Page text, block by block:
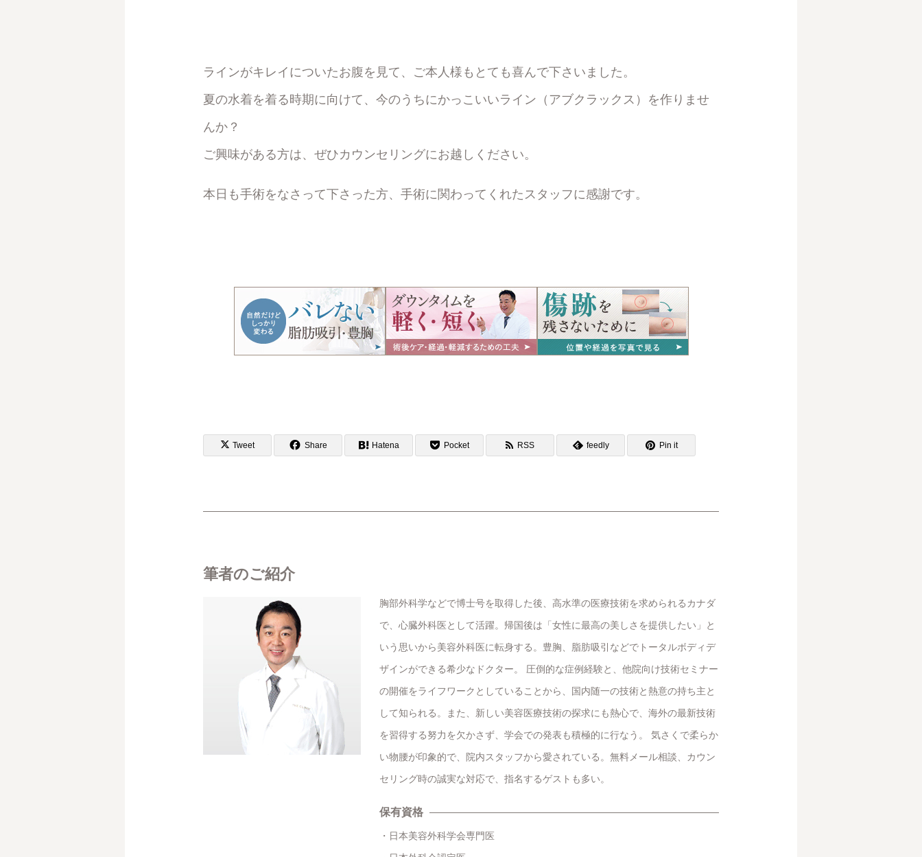
ラインがキレイについたお腹を見て、ご本人様もとても喜んで下さいました。
夏の水着を着る時期に向けて、今のうちにかっこいいライン（アブクラックス）を作りませ
んか？
ご興味がある方は、ぜひカウンセリングにお越しください。
本日も手術をなさって下さった方、手術に関わってくれたスタッフに感謝です。
Tweet Share Hatena Pocket RSS feedly Pin it
筆者のご紹介
胸部外科学などで博士号を取得した後、高水準の医療技術を求められるカナダ
で、心臓外科医として活躍。帰国後は「女性に最高の美しさを提供したい」と
いう思いから美容外科医に転身する。豊胸、脂肪吸引などでトータルボディデ
ザインができる希少なドクター。 圧倒的な症例経験と、他院向け技術セミナー
の開催をライフワークとしていることから、国内随一の技術と熱意の持ち主と
して知られる。また、新しい美容医療技術の探求にも熱心で、海外の最新技術
を習得する努力を欠かさず、学会での発表も積極的に行なう。 気さくで柔らか
い物腰が印象的で、院内スタッフから愛されている。無料メール相談、カウン
セリング時の誠実な対応で、指名するゲストも多い。
保有資格
日本美容外科学会専門医